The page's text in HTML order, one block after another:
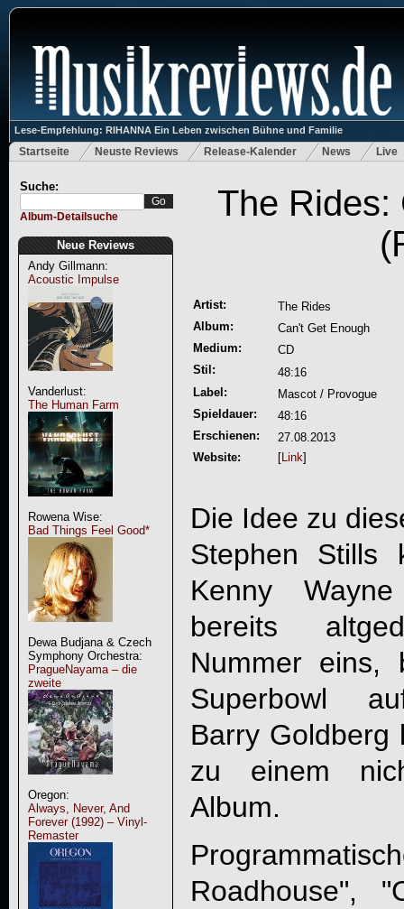
Lese-Empfehlung: RIHANNA Ein Leben zwischen Bühne und Familie
Startseite Neuste Reviews Release-Kalender News Live
Suche:
Album-Detailsuche
Neue Reviews
Andy Gillmann:
Acoustic Impulse
Vanderlust:
The Human Farm
Rowena Wise:
Bad Things Feel Good*
Dewa Budjana & Czech
Symphony Orchestra:
PragueNayama – die
zweite
Oregon:
Always, Never, And
Forever (1992) – Vinyl-
Remaster
The Rides:
Artist:
The Rides
Album:
Can't Get Enough
Medium:
CD
Stil:
48:16
Label:
Mascot / Provogue
Spieldauer:
48:16
Erschienen:
27.08.2013
Website:
[Link]
Die Idee zu
Stephen Stills
Kenny
bereits
Nummer eins,
Superbowl
Barry Goldberg
zu einem
Album.
Roadhouse", "